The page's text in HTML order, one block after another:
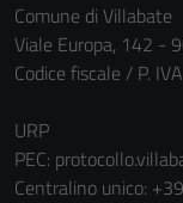
Comune di Villabate
Viale Europa, 142 -
Codice fiscale / P.
URP
PEC:
Centralino unico: